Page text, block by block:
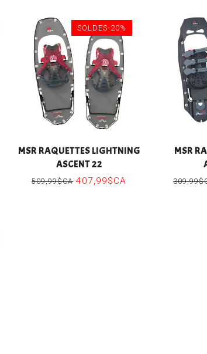
SOLDES-20%
MSR RAQUETTES LIGHTNING
ASCENT 22
509,99$CA407,99$CA
MSR